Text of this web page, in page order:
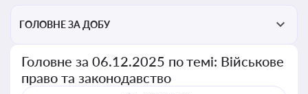
ГОЛОВНЕ ЗА ДОБУ
Головне за 06.12.2025 по темі: Військове
право та законодавство